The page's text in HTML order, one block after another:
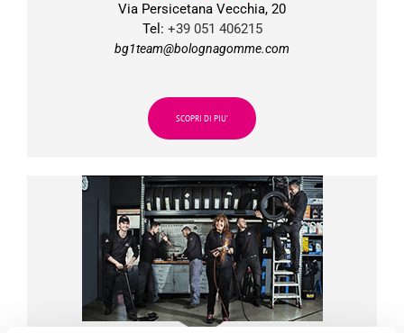
Via Persicetana Vecchia, 20
Tel: +39 051 406215
bg1team@bolognagomme.com
SCOPRI DI PIU’